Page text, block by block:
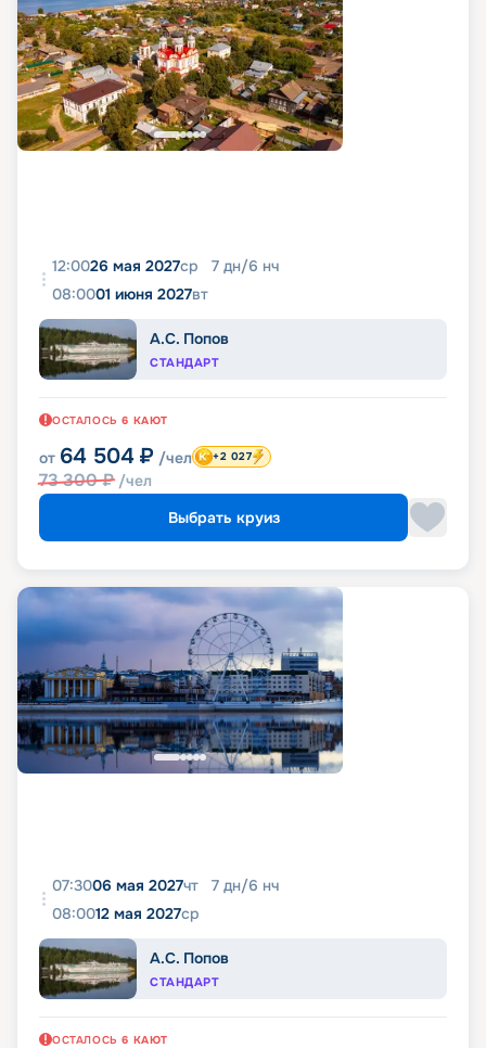
12:0026 мая 2027ср 7 дн/6 нч
08:0001 июня 2027вт
А.С. Попов
СТАНДАРТ
ОСТАЛОСЬ 6 КАЮТ
от 64 504 ₽ /чел
73 300₽ /чел
+2 027
Выбрать круиз
07:3006 мая 2027чт 7 дн/6 нч
08:0012 мая 2027ср
А.С. Попов
СТАНДАРТ
ОСТАЛОСЬ 6 КАЮТ